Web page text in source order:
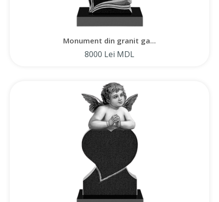
Monument din granit ga...
8000 Lei MDL